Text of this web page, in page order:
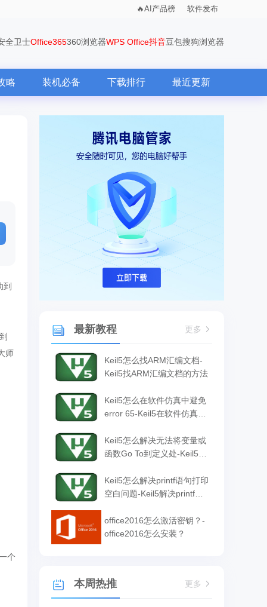
AI产品榜 软件发布
全卫士Office365360浏览器WPS Office抖音豆包搜狗浏览器
略 装机必备 下载排行 最近更新
师
个
最新教程 更多
Keil5怎么找ARM汇编文档-
Keil5找ARM汇编文档的方法
Keil5怎么在软件仿真中避免
error 65-Keil5在软件仿真中
Keil5怎么解决无法将变量或
函数Go To到定义处-Keil5解
到定义处的方法
Keil5怎么解决printf语句打印
空白问题-Keil5解决printf语
office2016怎么激活密钥？-
office2016怎么安装？
本周热推 更多